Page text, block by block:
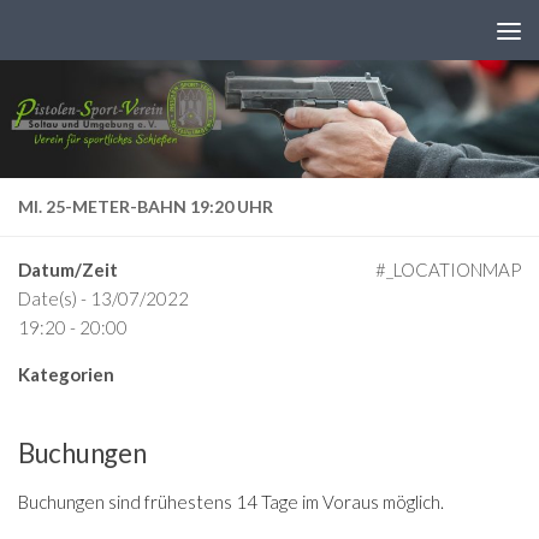
MI. 25-METER-BAHN 19:20 UHR
#_LOCATIONMAP
Datum/Zeit
Date(s) - 13/07/2022
19:20 - 20:00
Kategorien
Buchungen
Buchungen sind frühestens 14 Tage im Voraus möglich.